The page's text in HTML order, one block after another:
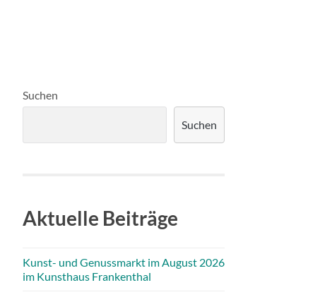
Suchen
Suchen
Aktuelle Beiträge
Kunst- und Genussmarkt im August 2026
im Kunsthaus Frankenthal